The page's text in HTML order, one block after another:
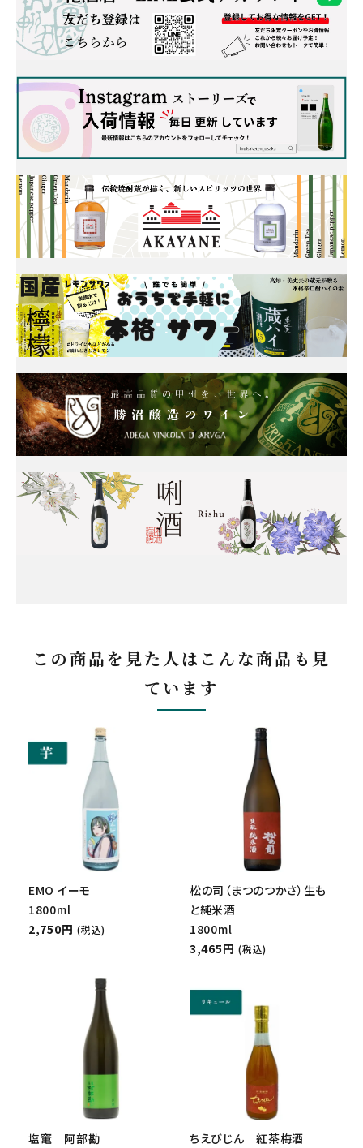
この商品を見た人はこんな商品も見
ています
EMO イーモ
1800ml
2,750円 (税込)
松の司（まつのつかさ）生も
と純米酒
1800ml
3,465円 (税込)
塩竃 阿部勘
ちえびじん 紅茶梅酒